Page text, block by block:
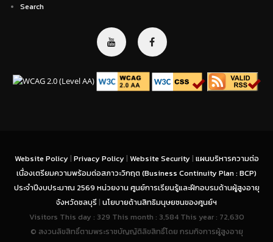
Search
Website Policy | Privacy Policy | Website Security | แผนบริหารความต่อ
เนื่องเตรียมความพร้อมต่อสภาวะวิกฤต (Business Continuity Plan : BCP)
ประจำปีงบประมาณ 2569 หน่วยงาน ศูนย์การเรียนรู้และฝึกอบรมด้านผู้สูงอายุ
จังหวัดชลบุรี | นโยบายด้านสิทธิมนุษยชนของศูนย์ฯ
Visitors This day : 329 This month : 3,584 This year : 72,630
© สงวนลิขสิทธิ์ตามพระราชบัญญัติลิขสิทธิ์โดย กรมกิจการผู้สูงอายุ